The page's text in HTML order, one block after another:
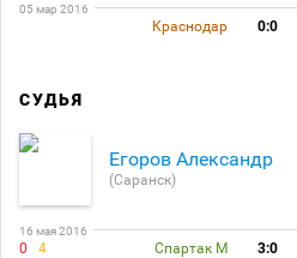
05 мар 2016
Краснодар 0:0
СУДЬЯ
Егоров Александр
(Саранск)
16 мая 2016
0 4 Спартак М 3:0